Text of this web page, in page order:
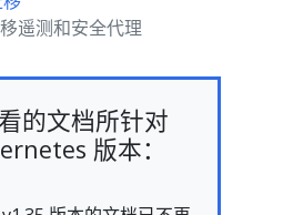
遥测和安全代理
的文档所针对
版本：